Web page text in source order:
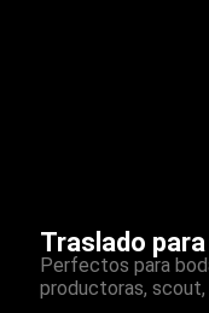
Traslado
Perfectos para
productoras,